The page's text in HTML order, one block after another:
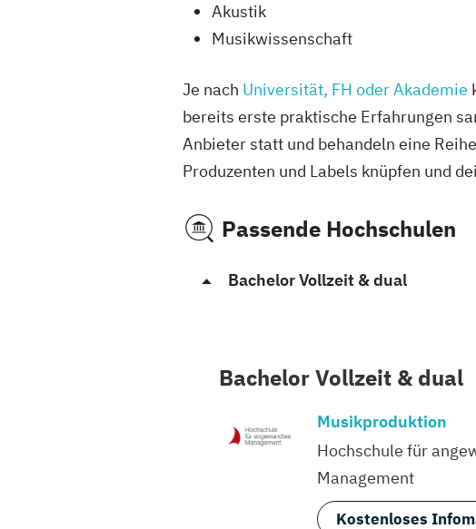
Akustik
Musikwissenschaft
Je nach Universität, FH oder Akademie
bereits erste praktische Erfahrungen
Anbieter statt und behandeln eine
Produzenten und Labels knüpfen und
Passende Hochschulen
Bachelor Vollzeit & dual
Bachelor Vollzeit & dual
Musikproduktion
Hochschule für
Management
Kostenloses